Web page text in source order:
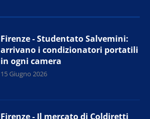
Firenze - Studentato Salvemini:
arrivano i condizionatori portatili
in ogni camera
15 Giugno 2026
Firenze - Il mercato di Coldiretti